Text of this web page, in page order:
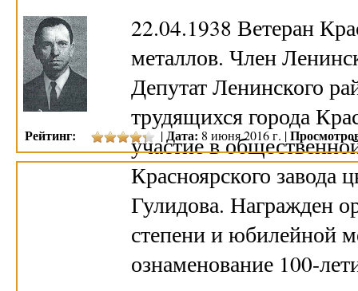
22.04.1938 Ветеран
металлов. Член
Депутат Ленинского
трудящихся города
участие в
Красноярского
Гулидова. Награжден
степени и юбилейной
ознаменование 100-
Рейтинг: |Дата: 8 июня 2016 г. |